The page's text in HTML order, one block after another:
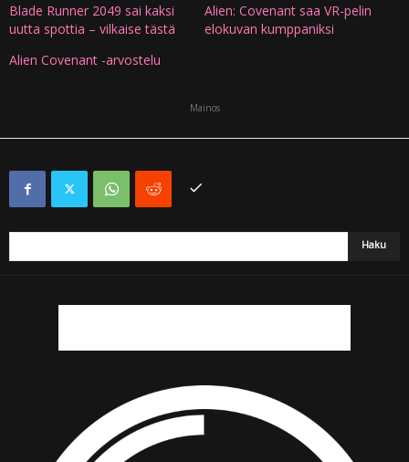
Blade Runner 2049 sai kaksi
uutta spottia – vilkaise tästä
Alien: Covenant saa VR-pelin
elokuvan kumppaniksi
Alien Covenant -arvostelu
Mainos